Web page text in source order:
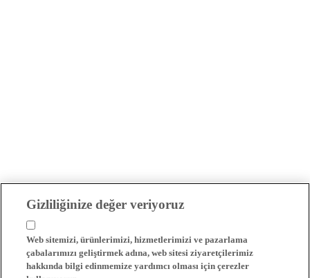
Gizliliğinize değer veriyoruz
Web sitemizi, ürünlerimizi, hizmetlerimizi ve pazarlama
çabalarımızı geliştirmek adına, web sitesi ziyaretçilerimiz
hakkında bilgi edinmemize yardımcı olması için çerezler